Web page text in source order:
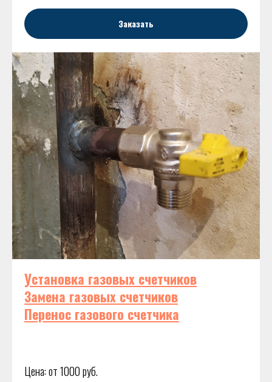
Заказать
Установка газовых счетчиков
Замена газовых счетчиков
Перенос газового счетчика
Цена: от 1000 руб.